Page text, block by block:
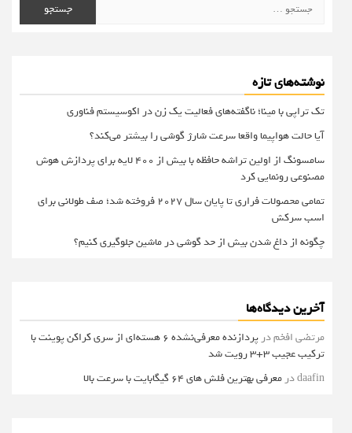
برای:
نوشته‌های تازه
تک تراپی با مینا؛ ناگفته‌های فعالیت یک زن در اکوسیستم فناوری
آیا حالت هواپیما واقعا سرعت شارژ گوشی را بیشتر می‌کند؟
سامسونگ از اولین تراشه حافظه با بیش از ۴۰۰ لایه برای پردازش هوش
مصنوعی رونمایی کرد
تمامی محصولات فراری تا پایان سال ۲۰۲۷ فروخته شد؛ صف طولانی برای
اسب سرکش
چگونه از داغ شدن بیش از حد گوشی در ماشین جلوگیری کنیم؟
آخرین دیدگاه‌ها
مرتضی افخمدر
پردازنده معرفی‌نشده 6 هسته‌ای از سری کراکن پوینت با
ترکیب عجیب 3+3 رویت شد
daafinدر معرفی بهترین فلش های 64 گیگابایت با سرعت بالا